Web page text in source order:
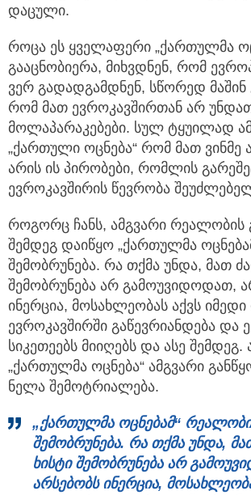
დაცული.
როცა ეს ყველაფერი „ქართულმა
გააცნობიერა, მიხვდნენ, რომ
ვერ გადადგამდნენ, სწორედ მაშინ
რომ მათ ევროკავშირთან არ
მოლაპარაკებები. სულ ტყუილად
„ქართული ოცნება“ რომ მათ ვინმე
არის ის პირობები, რომლის
ევროკავშირის წევრობა
როგორც ჩანს, ამგვარი რეალობის
შემდეგ დაიწყო „ქართულმა
შემობრუნება. რა თქმა უნდა, მათ
შემობრუნება არ გამოუვიდოდათ,
ინერცია, მოსახლეობას აქვს
ევროკავშირში გაწევრიანდება და
სიკეთეებს მიიღებს და ასე
„ქართულმა ოცნება“ ამგვარი
ნელა შემოტრიალება.
„ქართულმა ოცნებამ“
შემობრუნება. რა თქმა უნდა,
ხისტი შემობრუნება არ
არსებობს ინერცია,